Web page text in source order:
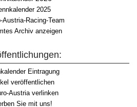
2025
Austria-Racing-Team
Archiv anzeigen
Eintragung
veröffentlichen
Austria verlinken
Sie mit uns!